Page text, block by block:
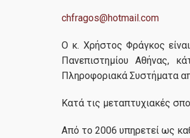
chfragos@hotmail.com
Ο κ. Χρήστος Φράγκος
Πανεπιστημίου Αθήνας,
Πληροφοριακά Συστήματα
Κατά τις μεταπτυχιακές
Από το 2006 υπηρετεί ως